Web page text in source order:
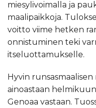
miesylivoimalla ja
maalipaikkoja.
voitto viime hetken
onnistuminen teki
itseluottamukselle.
Hyvin
ainoastaan
Genoaa vastaan.